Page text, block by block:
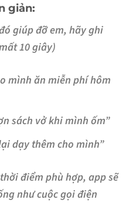
giản:
giúp đỡ em, hãy ghi
10 giây)
mình ăn miễn phí hôm
sách vở khi mình ốm”
dạy thêm cho mình”
điểm phù hợp, app sẽ
như cuộc gọi điện